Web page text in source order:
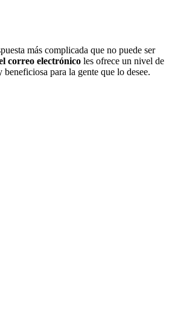
más complicada que no puede ser
correo electrónico les ofrece un nivel de
para la gente que lo desee.